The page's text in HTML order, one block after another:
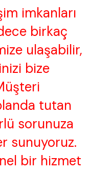
imkanları
birkaç
ulaşabilir,
bize
tutan
sorunuza
sunuyoruz.
bir hizmet